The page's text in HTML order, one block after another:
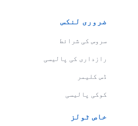
ضروری لنکس
سروس کی شرائط
رازداری کی پالیسی
ڈس کلیمر
کوکی پالیسی
خاص ٹولز